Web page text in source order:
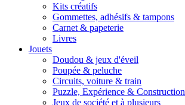
Kits créatifs
Gommettes, adhésifs & tampons
Carnet & papeterie
Livres
Jouets
Doudou & jeux d'éveil
Poupée & peluche
Circuits, voiture & train
Puzzle, Expérience & Construction
Jeux de société et à plusieurs